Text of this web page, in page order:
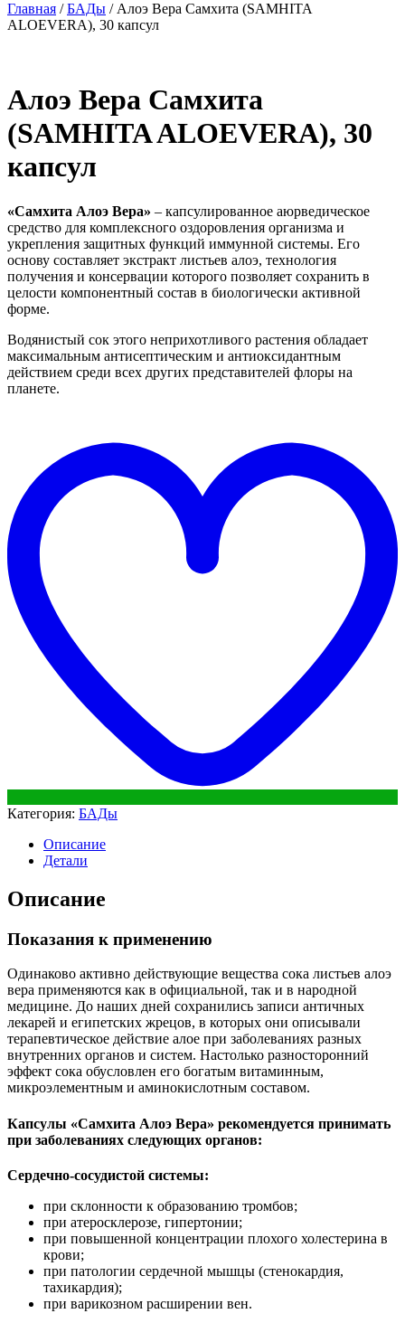
Главная /БАДы / Алоэ Вера Самхита (SAMHITA
ALOEVERA), 30 капсул
Алоэ Вера Самхита
(SAMHITA ALOEVERA), 30
капсул
«Самхита Алоэ Вера» – капсулированное аюрведическое
средство для комплексного оздоровления организма и
укрепления защитных функций иммунной системы. Его
основу составляет экстракт листьев алоэ, технология
получения и консервации которого позволяет сохранить в
целости компонентный состав в биологически активной
форме.
Водянистый сок этого неприхотливого растения обладает
максимальным антисептическим и антиоксидантным
действием среди всех других представителей флоры на
планете.
Категория: БАДы
Описание
Детали
Описание
Показания к применению
Одинаково активно действующие вещества сока листьев алоэ
вера применяются как в официальной, так и в народной
медицине. До наших дней сохранились записи античных
лекарей и египетских жрецов, в которых они описывали
терапевтическое действие алое при заболеваниях разных
внутренних органов и систем. Настолько разносторонний
эффект сока обусловлен его богатым витаминным,
микроэлементным и аминокислотным составом.
Капсулы «Самхита Алоэ Вера» рекомендуется принимать
при заболеваниях следующих органов:
Сердечно-сосудистой системы:
при склонности к образованию тромбов;
при атеросклерозе, гипертонии;
при повышенной концентрации плохого холестерина в
крови;
при патологии сердечной мышцы (стенокардия,
тахикардия);
при варикозном расширении вен.